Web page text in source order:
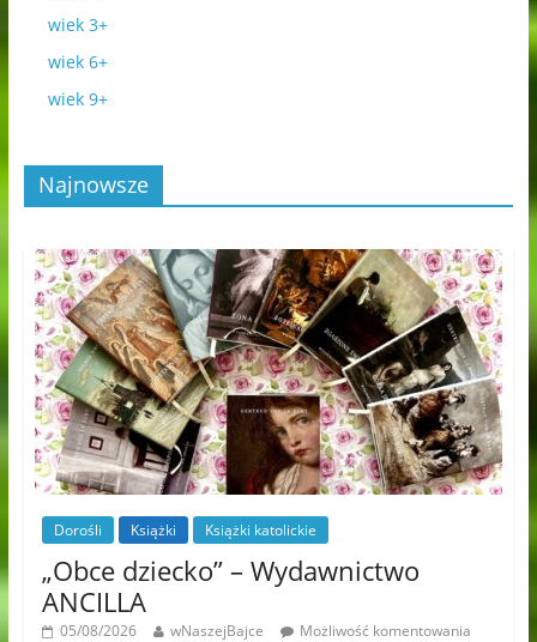
wiek 3+
wiek 6+
wiek 9+
Najnowsze
Dorośli Książki Książki katolickie
„Obce dziecko” – Wydawnictwo
ANCILLA
05/08/2026 wNaszejBajce
Możliwość komentowania